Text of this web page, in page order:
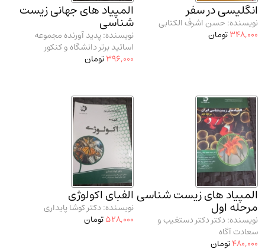
انگلیسی در سفر
نویسنده: حسن اشرف الکتابی
348,000تومان
المپیاد های جهانی زیست
شناسی
نویسنده: پدید آورنده مجموعه
اساتید برتر دانشگاه و کنکور
396,000تومان
المپیاد های زیست شناسی
مرحله اول
نویسنده: دکتر دکتر دستغیب و
سعادت آگاه
480,000تومان
الفبای اکولوژی
نویسنده: دکتر کوشا پایداری
528,000تومان